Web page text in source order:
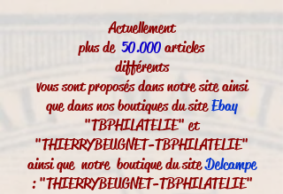
Actuellement
plus de50.000articles
différents
vous sont proposés dans notre site ainsi
que dans nos boutiques du siteEbay
"TBPHILATELIE" et
"THIERRYBEUGNET-TBPHILATELIE"
ainsi que notre boutique du siteDelcampe
: "THIERRYBEUGNET-TBPHILATELIE"